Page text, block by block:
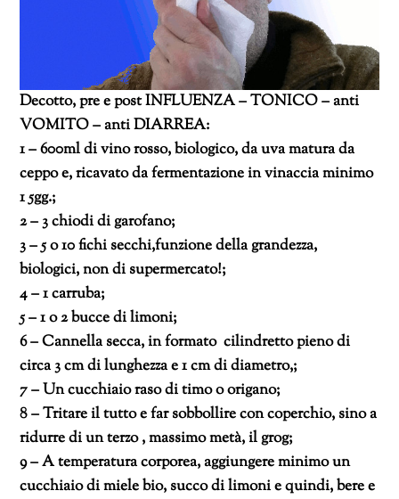
Decotto, pre e post INFLUENZA – TONICO – anti
VOMITO – anti DIARREA:
1 – 600ml di vino rosso, biologico, da uva matura da
ceppo e, ricavato da fermentazione in vinaccia minimo
1 5gg.;
2 – 3 chiodi di garofano;
3 – 5 o 10 fichi secchi,funzione della grandezza,
biologici, non di supermercato!;
4 – 1 carruba;
5 – 1 o 2 bucce di limoni;
6 – Cannella secca, in formato cilindretto pieno di
circa 3 cm di lunghezza e 1 cm di diametro,;
7 – Un cucchiaio raso di timo o origano;
8 – Tritare il tutto e far sobbollire con coperchio, sino a
ridurre di un terzo , massimo metà, il grog;
9 – A temperatura corporea, aggiungere minimo un
cucchiaio di miele bio, succo di limoni e quindi, bere e